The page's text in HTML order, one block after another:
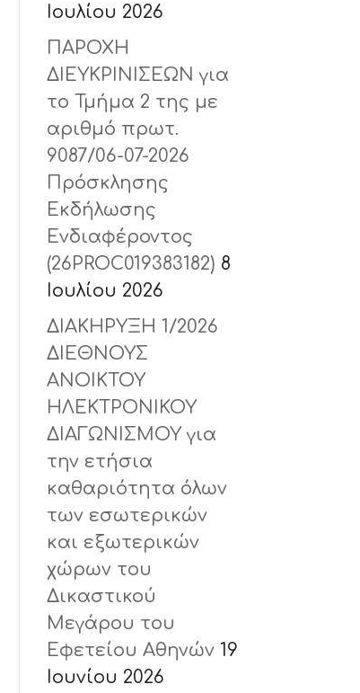
Ιουλίου 2026
ΠΑΡΟΧΗ
ΔΙΕΥΚΡΙΝΙΣΕΩΝ για
το Τμήμα 2 της με
αριθμό πρωτ.
9087/06-07-2026
Πρόσκλησης
Εκδήλωσης
Ενδιαφέροντος
(26PROC019383182) 8
Ιουλίου 2026
ΔΙΑΚΗΡΥΞΗ 1/2026
ΔΙΕΘΝΟΥΣ
ΑΝΟΙΚΤΟΥ
ΗΛΕΚΤΡΟΝΙΚΟΥ
ΔΙΑΓΩΝΙΣΜΟΥ για
την ετήσια
καθαριότητα όλων
των εσωτερικών
και εξωτερικών
χώρων του
Δικαστικού
Μεγάρου του
Εφετείου Αθηνών 19
Ιουνίου 2026